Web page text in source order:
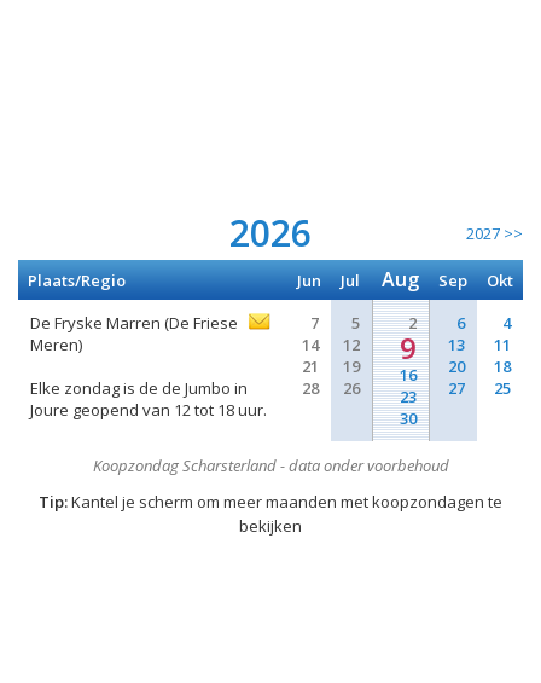
2026 2027 >>
Koopzondag Scharsterland - data onder voorbehoud
Plaats/Regio Jun Jul Aug Sep
Okt
De Fryske Marren (De Friese
Meren)
Elke zondag is de de Jumbo in
Joure geopend van 12 tot 18 uur.
7
14
21
28
5
12
19
26
2
9
16
23
30
6
13
20
27
4
11
18
25
Tip:Kantel je scherm om meer maanden met koopzondagen te
bekijken